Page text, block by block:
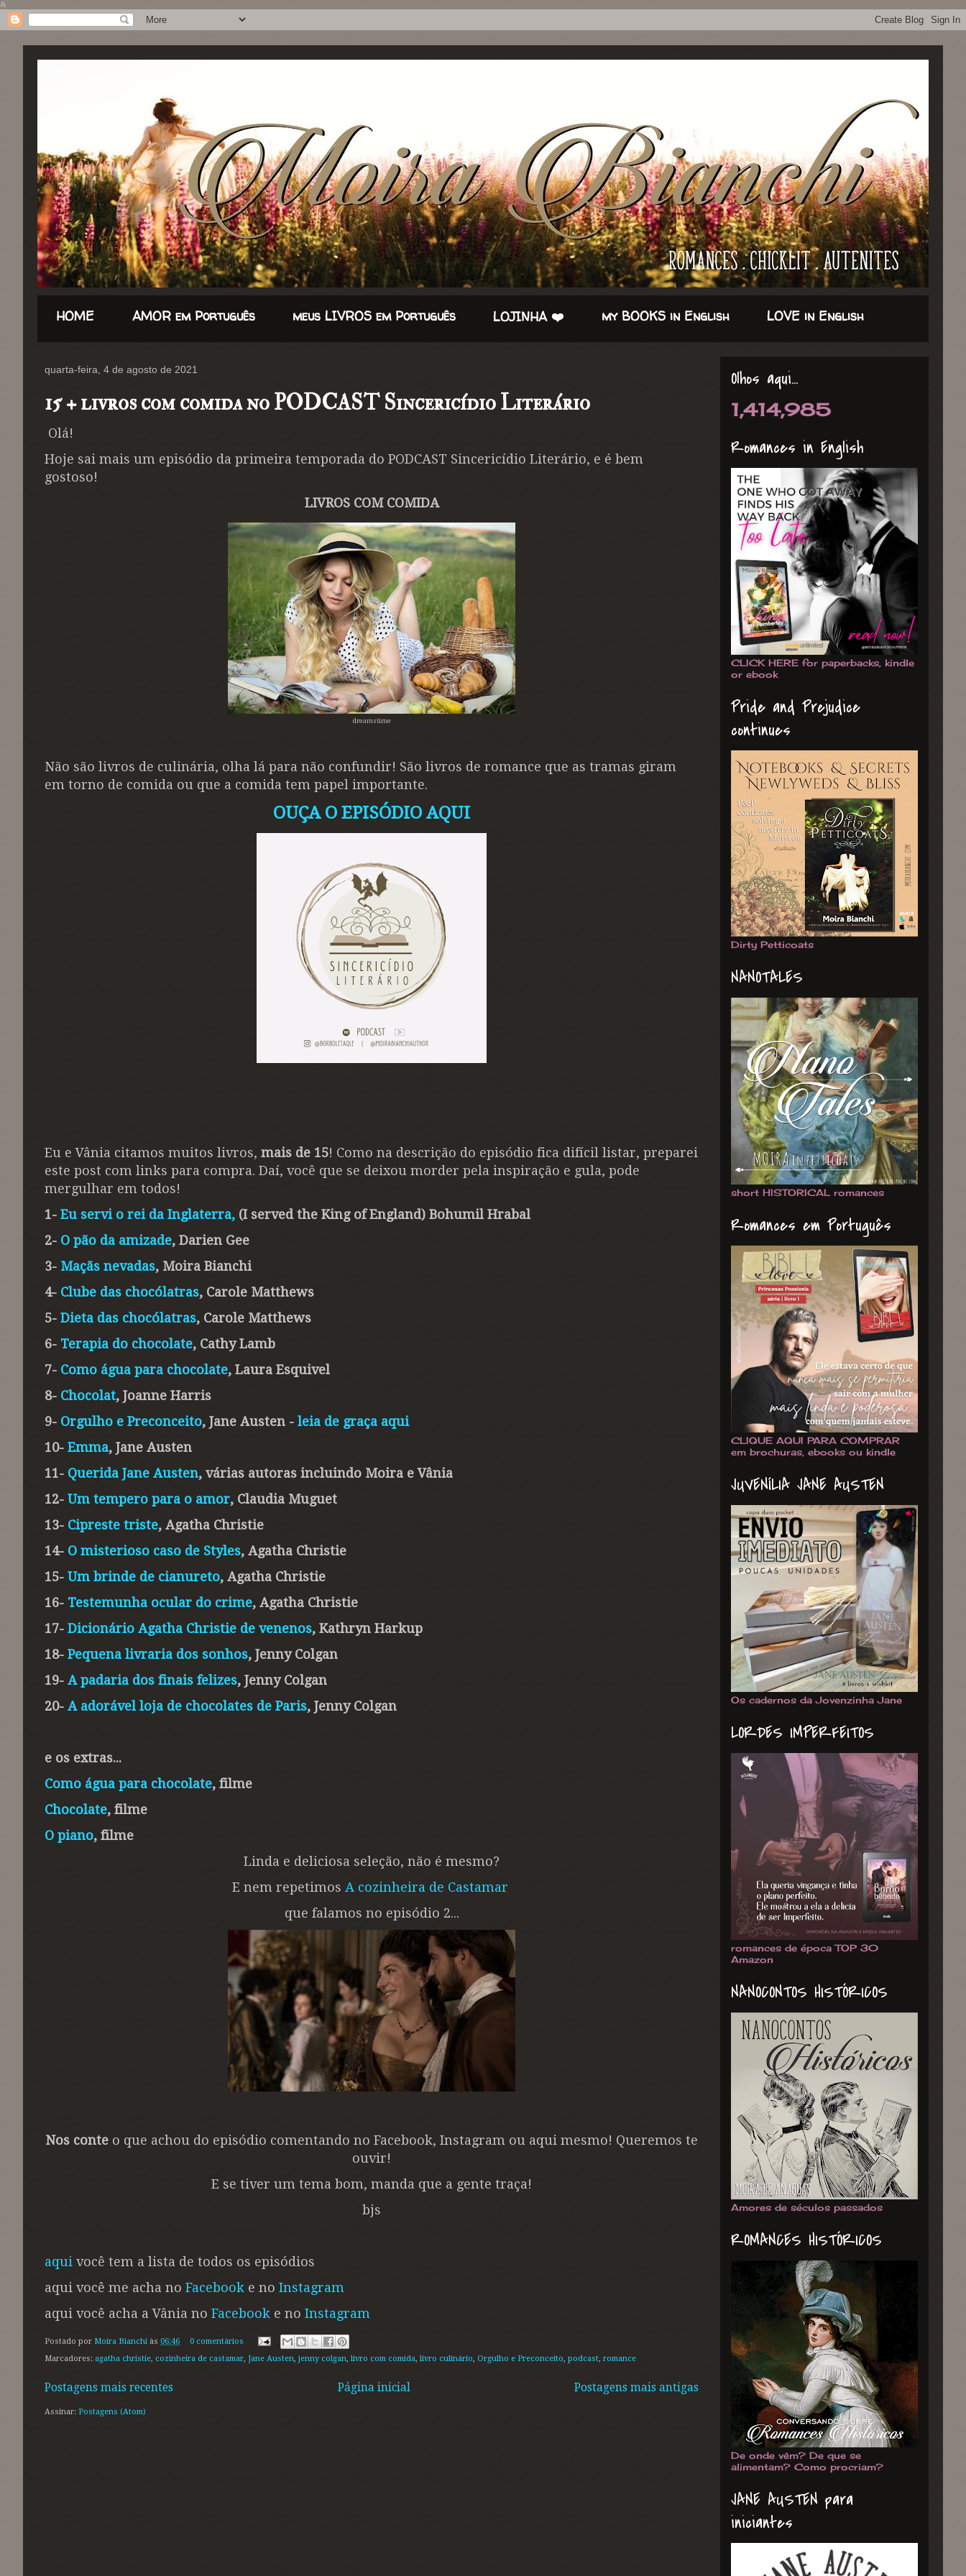
&
HOME AMOR em Português meus LIVROS em Português LOJINHA ❤️ my BOOKS in English LOVE in English
quarta-feira, 4 de agosto de 2021
15 + livros com comida no PODCAST Sincericídio Literário
Olá!
Hoje sai mais um episódio da primeira temporada do PODCAST Sincericídio Literário, e é bem
gostoso!
LIVROS COM COMIDA
dreamstime
Não são livros de culinária, olha lá para não confundir! São livros de romance que as tramas giram
em torno de comida ou que a comida tem papel importante.
OUÇA O EPISÓDIO AQUI
Eu e Vânia citamos muitos livros, mais de 15! Como na descrição do episódio fica difícil listar, preparei
este post com links para compra. Daí, você que se deixou morder pela inspiração e gula, pode
mergulhar em todos!
1- Eu servi o rei da Inglaterra, (I served the King of England) Bohumil Hrabal
2- O pão da amizade, Darien Gee
3- Maçãs nevadas, Moira Bianchi
4- Clube das chocólatras, Carole Matthews
5- Dieta das chocólatras, Carole Matthews
6- Terapia do chocolate, Cathy Lamb
7- Como água para chocolate, Laura Esquivel
8- Chocolat, Joanne Harris
9- Orgulho e Preconceito, Jane Austen - leia de graça aqui
10- Emma, Jane Austen
11- Querida Jane Austen, várias autoras incluindo Moira e Vânia
12- Um tempero para o amor, Claudia Muguet
13- Cipreste triste, Agatha Christie
14- O misterioso caso de Styles, Agatha Christie
15- Um brinde de cianureto, Agatha Christie
16- Testemunha ocular do crime, Agatha Christie
17- Dicionário Agatha Christie de venenos, Kathryn Harkup
18- Pequena livraria dos sonhos, Jenny Colgan
19- A padaria dos finais felizes, Jenny Colgan
20- A adorável loja de chocolates de Paris, Jenny Colgan
e os extras...
Como água para chocolate, filme
Chocolate, filme
O piano, filme
Linda e deliciosa seleção, não é mesmo?
E nem repetimos A cozinheira de Castamar
que falamos no episódio 2...
Nos conte o que achou do episódio comentando no Facebook, Instagram ou aqui mesmo! Queremos te
ouvir!
E se tiver um tema bom, manda que a gente traça!
bjs
aqui você tem a lista de todos os episódios
aqui você me acha no Facebook e no Instagram
aqui você acha a Vânia no Facebook e no Instagram
Postado por Moira Bianchi às 06:46
0 comentários
Marcadores: agatha christie, cozinheira de castamar, Jane Austen, jenny colgan, livro com comida, livro culinário, Orgulho e Preconceito, podcast, romance
Postagens mais recentes Postagens mais antigas
Página inicial
Assinar: Postagens (Atom)
Olhos aqui...
1,414,985
Romances in English
CLICK HERE for paperbacks, kindle
or ebook
Pride and Prejudice
continues
Dirty Petticoats
NANOTALES
short HISTORICAL romances
Romances em Português
CLIQUE AQUI PARA COMPRAR
em brochuras, ebooks ou kindle
JUVENÍLIA JANE AUSTEN
Os cadernos da Jovenzinha Jane
LORDES IMPERFEITOS
romances de época TOP 30
Amazon
NANOCONTOS HISTÓRICOS
Amores de séculos passados
ROMANCES HISTÓRICOS
De onde vêm? De que se
alimentam? Como procriam?
JANE AUSTEN para
iniciantes